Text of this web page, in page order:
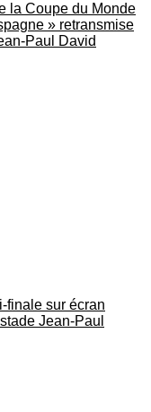
la Coupe du Monde
» retransmise
Paul David
finale sur écran
Jean-Paul